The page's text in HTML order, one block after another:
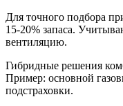
Для точного подбора
15-20% запаса.
вентиляцию.
Гибридные решения
Пример: основной
подстраховки.